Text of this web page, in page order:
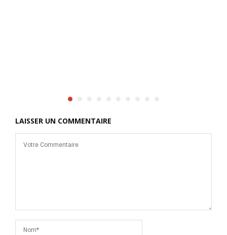
LAISSER UN COMMENTAIRE